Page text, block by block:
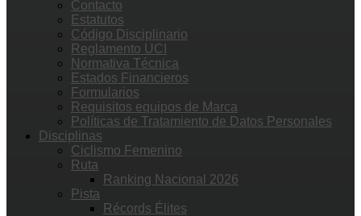
Contacto
Estatutos
Código Disciplinario
Reglamento UCI
Normativa Técnica
Estados Financieros
Formularios
Requisitos equipos de Marca
Políticas de Tratamiento de Datos Personales
Disciplinas
Ciclismo Femenino
Ruta
Ranking Nacional 2026
Pista
Récords Élites